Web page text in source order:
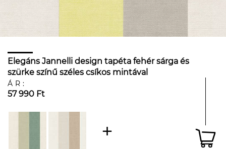
Elegáns Jannelli design tapéta fehér sárga és
szürke színű széles csíkos mintával
ÁR:
57 990 Ft